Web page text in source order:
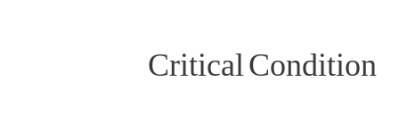
Critical Condition